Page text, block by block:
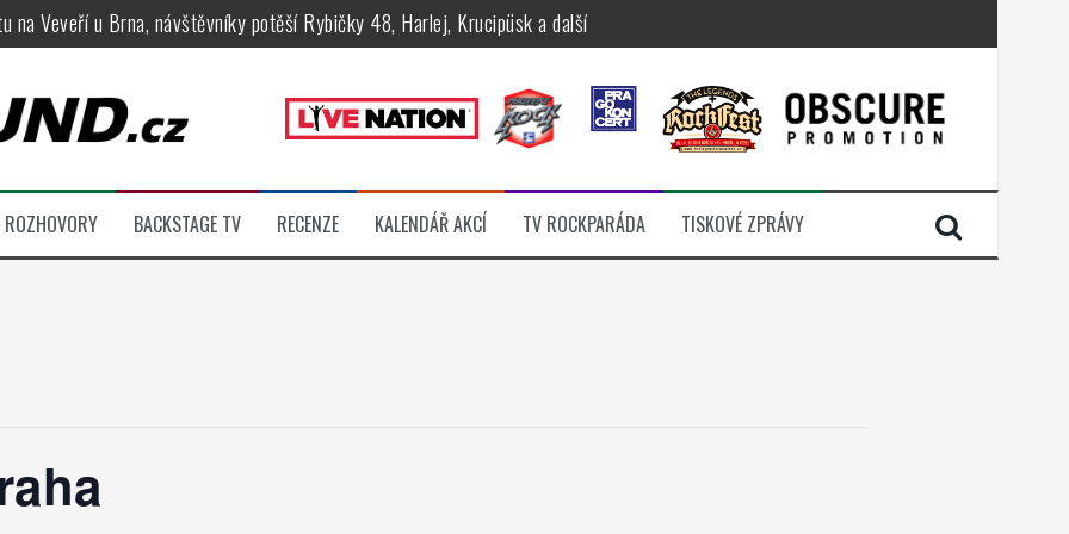
na Veveří u Brna, návštěvníky potěší Rybičky 48, Harlej, Krucipüsk a další
Apocalyptica, legendární Root i s Big Bossem či velká párty s Green Jellÿ
legendy Anthrax a Accept
legendárních Camden parties, propojí rockovou hudbu s uměním i komunitou
ROZHOVORY BACKSTAGE TV RECENZE KALENDÁŘ AKCÍ TV ROCKPARÁDA TISKOVÉ ZPRÁVY